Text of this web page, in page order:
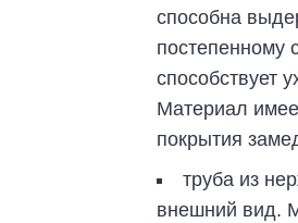
способна
постепенному
способствует
Материал
покрытия
труба из
внешний вид.